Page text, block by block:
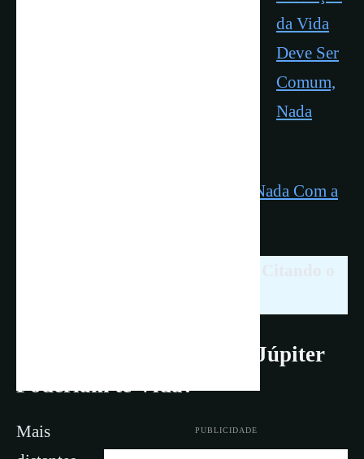
da Vida
Deve Ser
Comum,
Nada
Vida no Cosmo Pode Não Parecer Nada Com a
Quais Luas de Saturno e Júpiter
Poderiam te Vida?
PUBLICIDADE
Mais